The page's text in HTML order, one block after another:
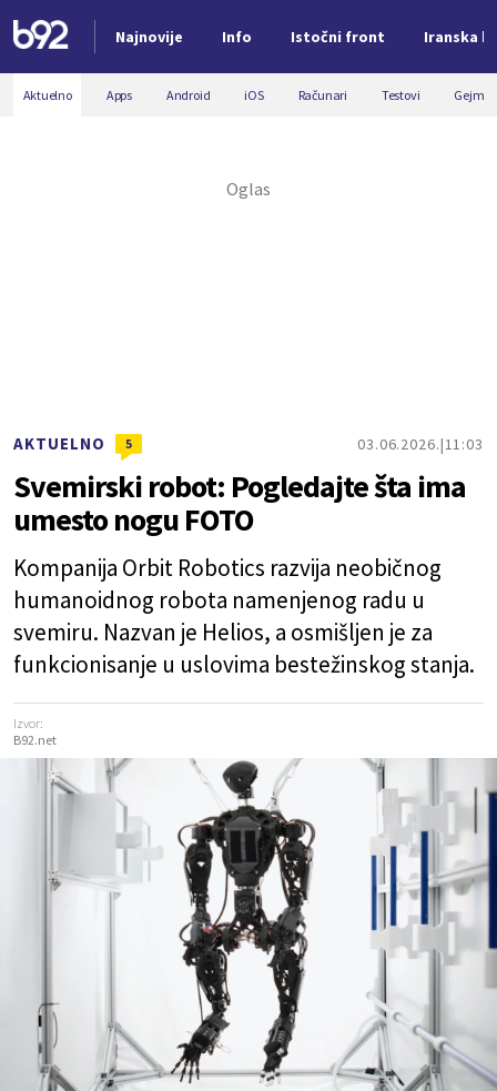
Najnovije Info Istočni front Iranska
Nova vest
Aktuelno Apps Android iOS Računari Testovi
AKTUELNO 5 03.06.2026. 11:03
Svemirski robot: Pogledajte šta ima
umesto nogu FOTO
Kompanija Orbit Robotics razvija neobičnog
humanoidnog robota namenjenog radu u
svemiru. Nazvan je Helios, a osmišljen je za
funkcionisanje u uslovima bestežinskog stanja.
Izvor:
B92.net